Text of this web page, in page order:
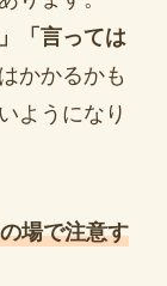
「言っては
かかるかも
ようになり
場で注意す